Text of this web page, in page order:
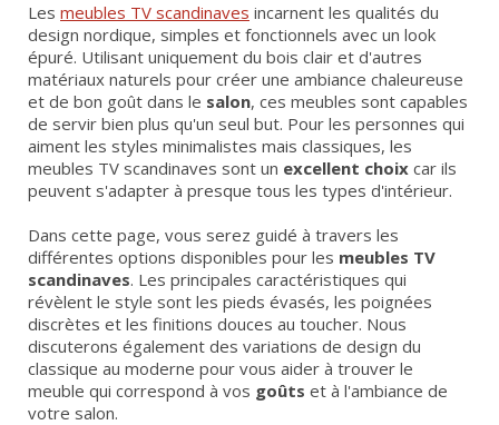
Les meubles TV scandinaves incarnent les qualités du
design nordique, simples et fonctionnels avec un look
épuré. Utilisant uniquement du bois clair et d'autres
matériaux naturels pour créer une ambiance chaleureuse
et de bon goût dans le salon, ces meubles sont capables
de servir bien plus qu'un seul but. Pour les personnes qui
aiment les styles minimalistes mais classiques, les
meubles TV scandinaves sont un excellent choix car ils
peuvent s'adapter à presque tous les types d'intérieur.
Dans cette page, vous serez guidé à travers les
différentes options disponibles pour les meubles TV
scandinaves. Les principales caractéristiques qui
révèlent le style sont les pieds évasés, les poignées
discrètes et les finitions douces au toucher. Nous
discuterons également des variations de design du
classique au moderne pour vous aider à trouver le
meuble qui correspond à vos goûts et à l'ambiance de
votre salon.